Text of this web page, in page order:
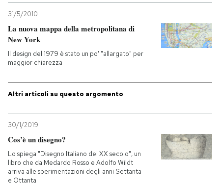
31/5/2010
La nuova mappa della metropolitana di
New York
Il design del 1979 è stato un po' "allargato" per
maggior chiarezza
Altri articoli su questo argomento
30/1/2019
Cos’è un disegno?
Lo spiega "Disegno Italiano del XX secolo", un
libro che da Medardo Rosso e Adolfo Wildt
arriva alle sperimentazioni degli anni Settanta
e Ottanta